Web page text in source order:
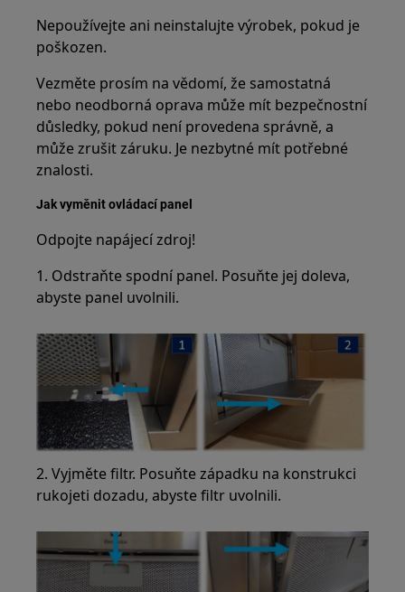
Nepoužívejte ani neinstalujte výrobek, pokud je
poškozen.
Vezměte prosím na vědomí, že samostatná
nebo neodborná oprava může mít bezpečnostní
důsledky, pokud není provedena správně, a
může zrušit záruku. Je nezbytné mít potřebné
znalosti.
Jak vyměnit ovládací panel
Odpojte napájecí zdroj!
1. Odstraňte spodní panel. Posuňte jej doleva,
abyste panel uvolnili.
2. Vyjměte filtr. Posuňte západku na konstrukci
rukojeti dozadu, abyste filtr uvolnili.